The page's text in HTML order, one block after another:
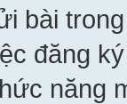
bài
đăng
năng